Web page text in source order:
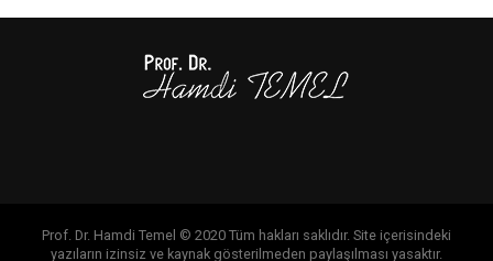
Prof. Dr. Hamdi Temel © 2020 Tüm hakları saklıdır. Site içerisindeki
yazıların izinsiz ve kaynak gösterilmeden paylaşılması yasaktır.